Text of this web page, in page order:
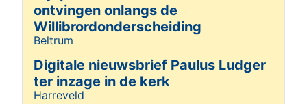
ontvingen onlangs de
Willibrordonderscheiding
Details
Beltrum
Digitale nieuwsbrief Paulus Ludger
ter inzage in de kerk
Details
Harreveld